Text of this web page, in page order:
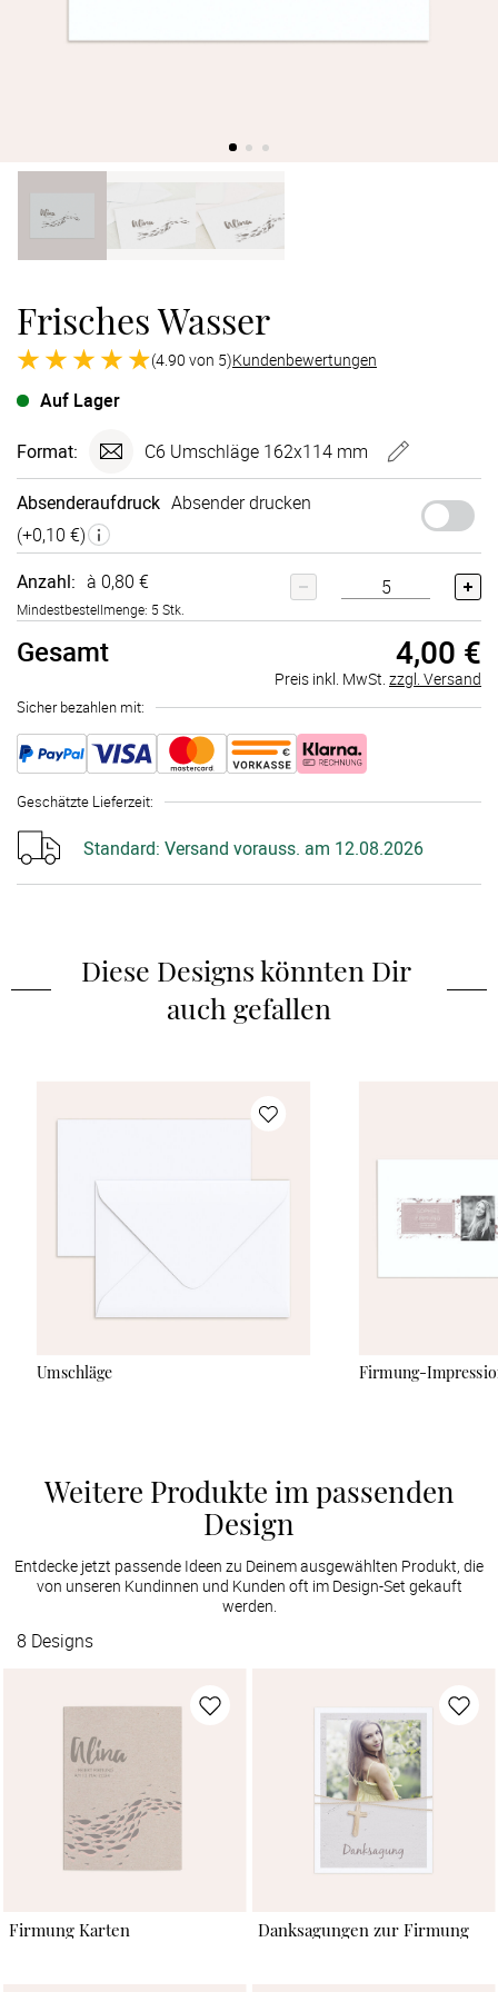
Frisches Wasser
(4.90 von 5)Kundenbewertungen
Auf Lager
Format: C6 Umschläge 162x114 mm
Absenderaufdruck Absender drucken
(+0,10 €)
Anzahl: à 0,80 €
Mindestbestellmenge: 5 Stk.
Gesamt 4,00 €
Preis inkl. MwSt. zzgl. Versand
Sicher bezahlen mit:
Geschätzte Lieferzeit:
Standard: Versand vorauss. am 12.08.2026
Diese Designs könnten Dir
auch gefallen
Umschläge Firmung-
Weitere Produkte im passenden
Design
Entdecke jetzt passende Ideen zu Deinem ausgewählten Produkt, die
von unseren Kundinnen und Kunden oft im Design-Set gekauft
werden.
8 Designs
Firmung Karten Danksagungen zur Firmung